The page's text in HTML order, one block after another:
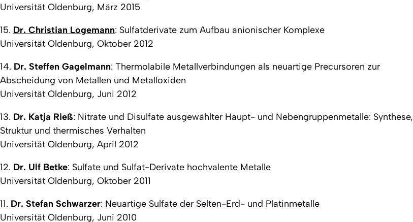
Universität Oldenburg, März 2015
15. Dr. Christian Logemann: Sulfatderivate zum Aufbau anionischer Komplexe
Universität Oldenburg, Oktober 2012
14. Dr. Steffen Gagelmann: Thermolabile Metallverbindungen als neuartige Precursoren zur
Abscheidung von Metallen und Metalloxiden
Universität Oldenburg, Juni 2012
13. Dr. Katja Rieß: Nitrate und Disulfate ausgewählter Haupt- und Nebengruppenmetalle: Synthese,
Struktur und thermisches Verhalten
Universität Oldenburg, April 2012
12. Dr. Ulf Betke: Sulfate und Sulfat-Derivate hochvalente Metalle
Universität Oldenburg, Oktober 2011
11. Dr. Stefan Schwarzer: Neuartige Sulfate der Selten-Erd- und Platinmetalle
Universität Oldenburg, Juni 2010